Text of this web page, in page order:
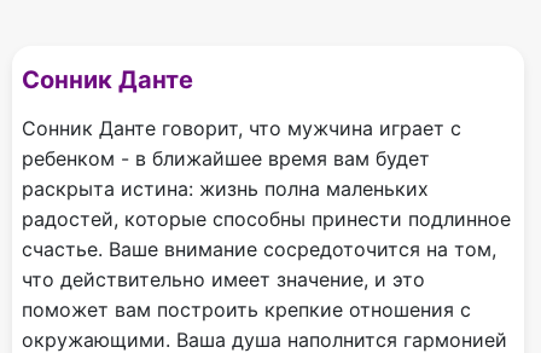
Сонник Данте
Сонник Данте говорит, что мужчина играет с
ребенком - в ближайшее время вам будет
раскрыта истина: жизнь полна маленьких
радостей, которые способны принести подлинное
счастье. Ваше внимание сосредоточится на том,
что действительно имеет значение, и это
поможет вам построить крепкие отношения с
окружающими. Ваша душа наполнится гармонией